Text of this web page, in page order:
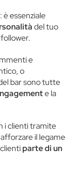
essenziale
del tuo
e
o
bar sono tutte
e la
i clienti tramite
il legame
parte di un